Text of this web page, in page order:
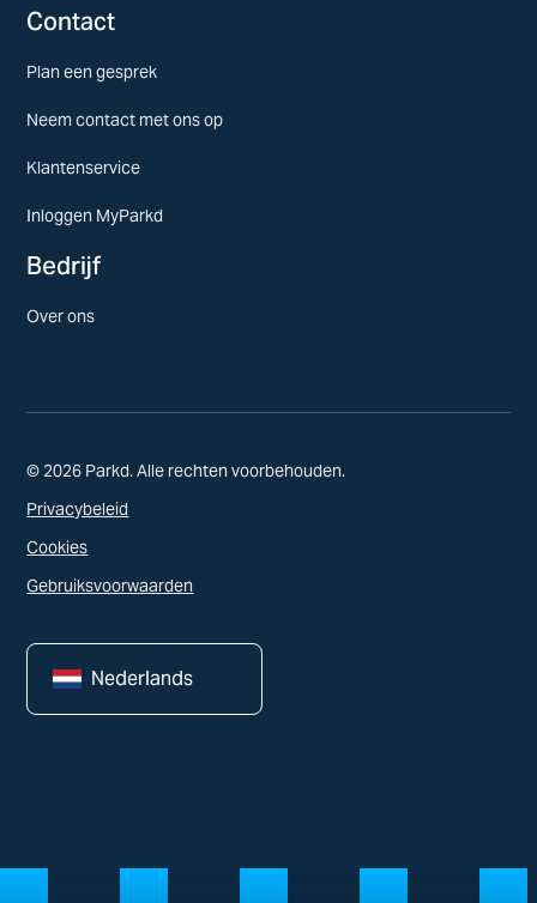
Contact
Plan een gesprek
Neem contact met ons op
Klantenservice
Inloggen MyParkd
Bedrijf
Over ons
© 2026 Parkd. Alle rechten voorbehouden.
Privacybeleid
Cookies
Gebruiksvoorwaarden
Nederlands